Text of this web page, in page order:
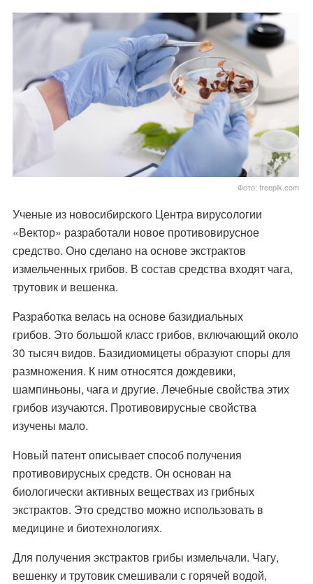
Фото: freepik.com
Ученые из новосибирского Центра вирусологии
«Вектор» разработали новое противовирусное
средство. Оно сделано на основе экстрактов
измельченных грибов. В состав средства входят чага,
трутовик и вешенка.
Разработка велась на основе базидиальных
грибов. Это большой класс грибов, включающий около
30 тысяч видов. Базидиомицеты образуют споры для
размножения. К ним относятся дождевики,
шампиньоны, чага и другие. Лечебные свойства этих
грибов изучаются. Противовирусные свойства
изучены мало.
Новый патент описывает способ получения
противовирусных средств. Он основан на
биологически активных веществах из грибных
экстрактов. Это средство можно использовать в
медицине и биотехнологиях.
Для получения экстрактов грибы измельчали. Чагу,
вешенку и трутовик смешивали с горячей водой,